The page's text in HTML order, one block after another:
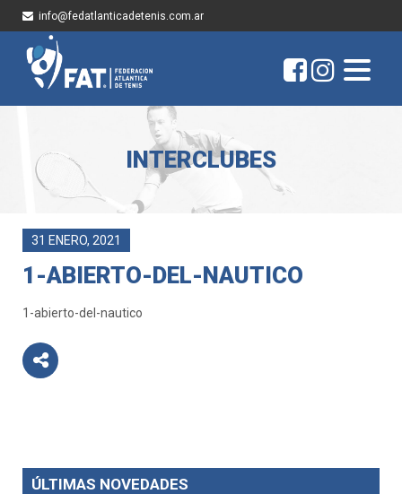
info@fedatlanticadetenis.com.ar
INTERCLUBES
31 ENERO, 2021
1-ABIERTO-DEL-NAUTICO
1-abierto-del-nautico
ÚLTIMAS NOVEDADES